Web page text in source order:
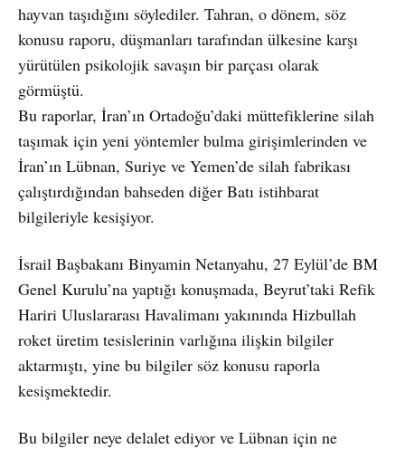
hayvan taşıdığını söylediler. Tahran, o dönem, söz
konusu raporu, düşmanları tarafından ülkesine karşı
yürütülen psikolojik savaşın bir parçası olarak
görmüştü.
Bu raporlar, İran’ın Ortadoğu’daki müttefiklerine silah
taşımak için yeni yöntemler bulma girişimlerinden ve
İran’ın Lübnan, Suriye ve Yemen’de silah fabrikası
çalıştırdığından bahseden diğer Batı istihbarat
bilgileriyle kesişiyor.
İsrail Başbakanı Binyamin Netanyahu, 27 Eylül’de BM
Genel Kurulu’na yaptığı konuşmada, Beyrut’taki Refik
Hariri Uluslararası Havalimanı yakınında Hizbullah
roket üretim tesislerinin varlığına ilişkin bilgiler
aktarmıştı, yine bu bilgiler söz konusu raporla
kesişmektedir.
Bu bilgiler neye delalet ediyor ve Lübnan için ne